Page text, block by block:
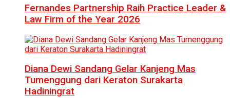
Fernandes Partnership Raih Practice Leader &
Law Firm of the Year 2026
Diana Dewi Sandang Gelar Kanjeng Mas
Tumenggung dari Keraton Surakarta
Hadiningrat